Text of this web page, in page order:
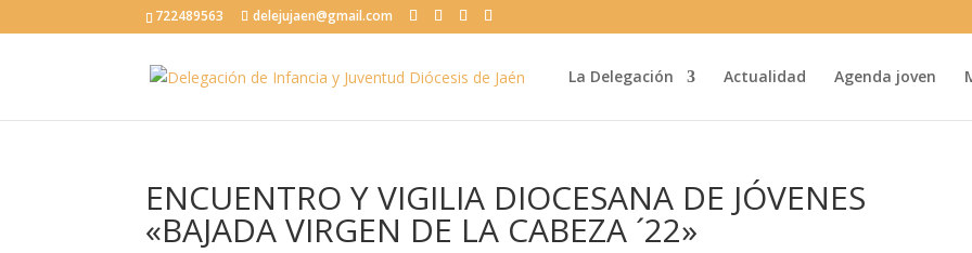
722489563 delejujaen@gmail.com
La Delegación Actualidad Agenda joven
ENCUENTRO Y VIGILIA DIOCESANA DE JÓVENES
«BAJADA VIRGEN DE LA CABEZA ´22»